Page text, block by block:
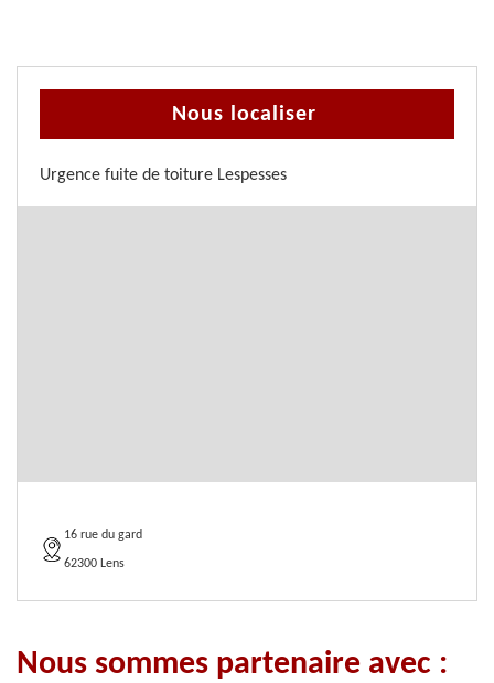
Nous localiser
Urgence fuite de toiture Lespesses
16 rue du gard
62300 Lens
Nous sommes partenaire avec :